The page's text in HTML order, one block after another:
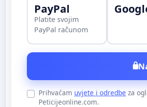
PayPal
Platite svojim
PayPal računom
Prihvaćam uvjete i odredbe za
Peticijeonline.com.